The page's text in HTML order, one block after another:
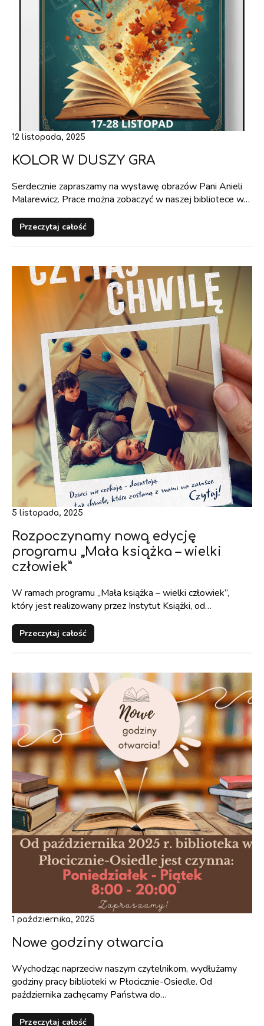
KOLOR W DUSZY GRA
12 listopada, 2025
Serdecznie zapraszamy na wystawę obrazów Pani Anieli
Malarewicz. Prace można zobaczyć w naszej bibliotece w…
Przeczytaj całość
Rozpoczynamy nową edycję
programu „Mała książka – wielki
człowiek”
5 listopada, 2025
W ramach programu „Mała książka – wielki człowiek”,
który jest realizowany przez Instytut Książki, od…
Przeczytaj całość
Nowe godziny otwarcia
1 października, 2025
Wychodząc naprzeciw naszym czytelnikom, wydłużamy
godziny pracy biblioteki w Płocicznie-Osiedle. Od
października zachęcamy Państwa do…
Przeczytaj całość